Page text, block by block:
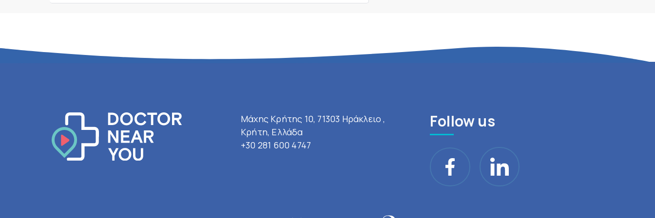
Μάχης Κρήτης 10, 71303 Ηράκλειο ,
Κρήτη, Ελλάδα
+30 281 600 4747
Follow us